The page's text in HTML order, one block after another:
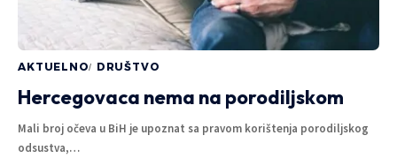
AKTUELNO DRUŠTVO
Hercegovaca nema na porodiljskom
Mali broj očeva u BiH je upoznat sa pravom korištenja porodiljskog
odsustva,…